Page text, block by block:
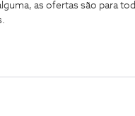
as ofertas são para